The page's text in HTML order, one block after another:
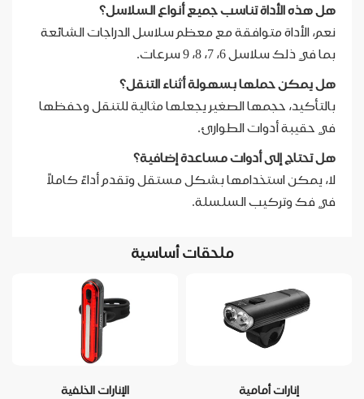
هل هذه الأداة تناسب جميع أنواع السلاسل؟
نعم، الأداة متوافقة مع معظم سلاسل الدراجات الشائعة
بما في ذلك سلاسل 6، 7، 8، 9 سرعات.
هل يمكن حملها بسهولة أثناء التنقل؟
بالتأكيد، حجمها الصغير يجعلها مثالية للتنقل وحفظها
في حقيبة أدوات الطوارئ.
هل تحتاج إلى أدوات مساعدة إضافية؟
لا، يمكن استخدامها بشكل مستقل وتقدم أداءً كاملاً
في فك وتركيب السلسلة.
ملحقات أساسية
إنارات أمامية الإنارات الخلفية